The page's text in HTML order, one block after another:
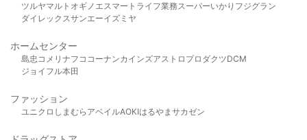
ツルヤマルト オギノ エスマート ライフ業務スーパーいかり フジグラン
ダイレックスサンエーイズミヤ
ホームセンター
島忠 コメリ ナフコ コーナンカインズアストロプロダクツDCM
ジョイフル本田
ファッション
ユニクロ しまむら アベイルAOKIはるやま サカゼン